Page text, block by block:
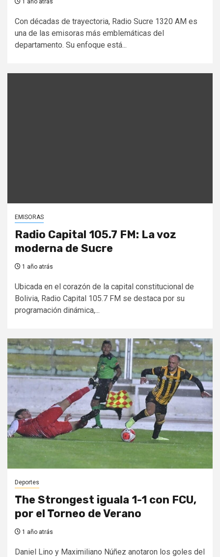
Con décadas de trayectoria, Radio Sucre 1320 AM es
una de las emisoras más emblemáticas del
departamento. Su enfoque está...
EMISORAS
Radio Capital 105.7 FM: La voz
moderna de Sucre
1 año atrás
Ubicada en el corazón de la capital constitucional de
Bolivia, Radio Capital 105.7 FM se destaca por su
programación dinámica,...
Deportes
The Strongest iguala 1-1 con FCU,
por el Torneo de Verano
1 año atrás
Daniel Lino y Maximiliano Núñez anotaron los goles del